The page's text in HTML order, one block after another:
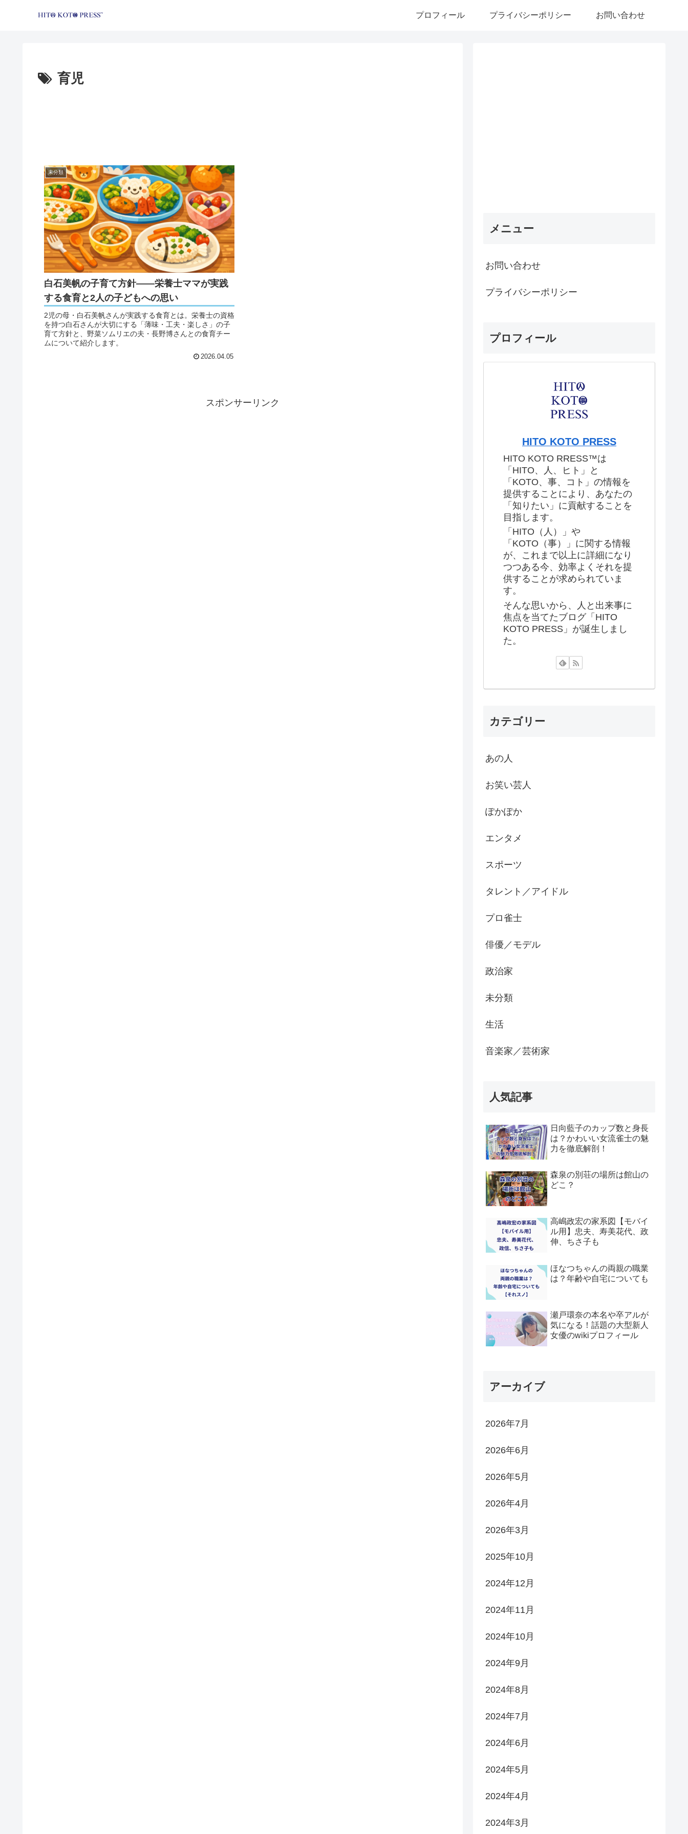
プロフィール プライバシーポリシー お問い合わせ
育児
未分類
白石美帆の子育て方針——栄養士ママが実践
する食育と2人の子どもへの思い
2児の母・白石美帆さんが実践する食育とは。栄養士の資格
を持つ白石さんが大切にする「薄味・工夫・楽しさ」の子
育て方針と、野菜ソムリエの夫・長野博さんとの食育チー
ムについて紹介します。
2026.04.05
スポンサーリンク
メニュー
お問い合わせ
プライバシーポリシー
プロフィール
HITO KOTO PRESS
HITO KOTO RRESS™︎は
「HITO、人、ヒト」と
「KOTO、事、コト」の情報を
提供することにより、あなたの
「知りたい」に貢献することを
目指します。
「HITO（人）」や
「KOTO（事）」に関する情報
が、これまで以上に詳細になり
つつある今、効率よくそれを提
供することが求められていま
す。
そんな思いから、人と出来事に
焦点を当てたブログ「HITO
KOTO PRESS」が誕生しまし
た。
カテゴリー
あの人
お笑い芸人
ぽかぽか
エンタメ
スポーツ
タレント／アイドル
プロ雀士
俳優／モデル
政治家
未分類
生活
音楽家／芸術家
人気記事
日向藍子のカップ数と身長
は？かわいい女流雀士の魅
力を徹底解剖！
森泉の別荘の場所は館山の
どこ？
高嶋政宏の家系図【モバイ
ル用】忠夫、寿美花代、政
伸、ちさ子も
ほなつちゃんの両親の職業
は？年齢や自宅についても
瀬戸環奈の本名や卒アルが
気になる！話題の大型新人
女優のwikiプロフィール
アーカイブ
2026年7月
2026年6月
2026年5月
2026年4月
2026年3月
2025年10月
2024年12月
2024年11月
2024年10月
2024年9月
2024年8月
2024年7月
2024年6月
2024年5月
2024年4月
2024年3月